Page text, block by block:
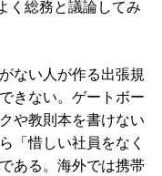
く総務と議論してみ
ない人が作る出張規
きない。ゲートボー
や教則本を書けない
「惜しい社員をなく
ある。海外では携帯